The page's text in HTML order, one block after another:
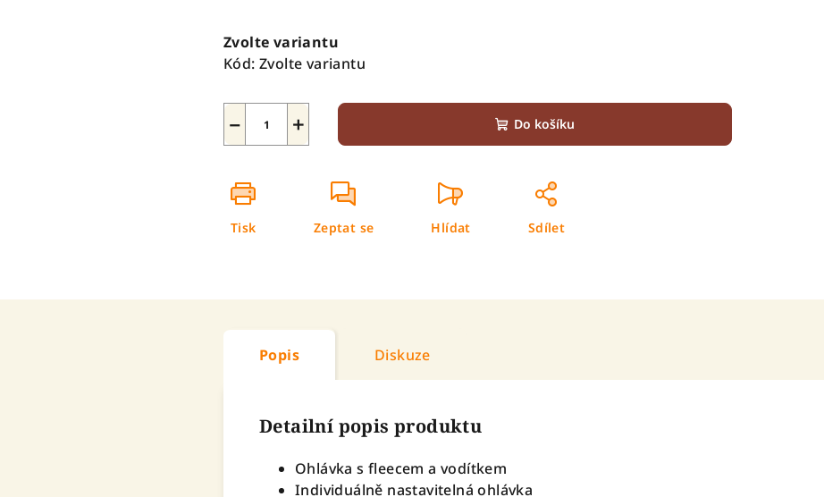
cena:
Zvolte variantu
Kód: Zvolte variantu
+
− Do košíku
Tisk Zeptat se Hlídat Sdílet
Popis Diskuze
Detailní popis produktu
Ohlávka s fleecem a vodítkem
Individuálně nastavitelná ohlávka